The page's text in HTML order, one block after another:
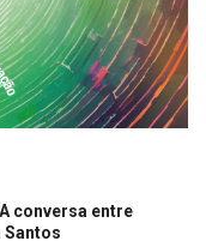
conversa entre
Santos